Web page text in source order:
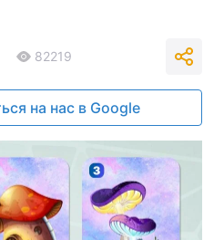
82219
на нас в Google